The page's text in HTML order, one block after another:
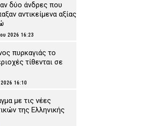
δύο άνδρες που
αντικείμενα αξίας
2026 16:23
πυρκαγιάς το
τίθενται σε
16:10
με τις νέες
της Ελληνικής